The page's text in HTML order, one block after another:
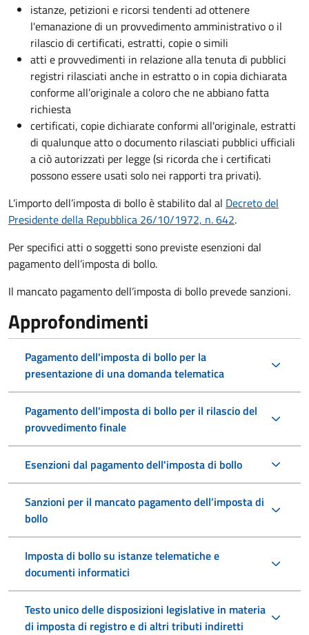
istanze, petizioni e ricorsi tendenti ad ottenere
l'emanazione di un provvedimento amministrativo o il
rilascio di certificati, estratti, copie o simili
atti e provvedimenti in relazione alla tenuta di pubblici
registri rilasciati anche in estratto o in copia dichiarata
conforme all’originale a coloro che ne abbiano fatta
richiesta
certificati, copie dichiarate conformi all'originale, estratti
di qualunque atto o documento rilasciati pubblici ufficiali
a ciò autorizzati per legge (si ricorda che i certificati
possono essere usati solo nei rapporti tra privati).
L’importo dell’imposta di bollo è stabilito dal al Decreto del
Presidente della Repubblica 26/10/1972, n. 642.
Per specifici atti o soggetti sono previste esenzioni dal
pagamento dell’imposta di bollo.
Il mancato pagamento dell’imposta di bollo prevede sanzioni.
Approfondimenti
Pagamento dell'imposta di bollo per la
presentazione di una domanda telematica
Pagamento dell'imposta di bollo per il rilascio del
provvedimento finale
Esenzioni dal pagamento dell'imposta di bollo
Sanzioni per il mancato pagamento dell’imposta di
bollo
Imposta di bollo su istanze telematiche e
documenti informatici
Testo unico delle disposizioni legislative in materia
di imposta di registro e di altri tributi indiretti